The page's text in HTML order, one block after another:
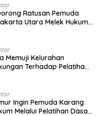
Ratusan Pemuda
Utara Melek Hukum
Memuji Kelurahan
Terhadap Pelatihan
Ingin Pemuda Karang
Melalui Pelatihan Dasar